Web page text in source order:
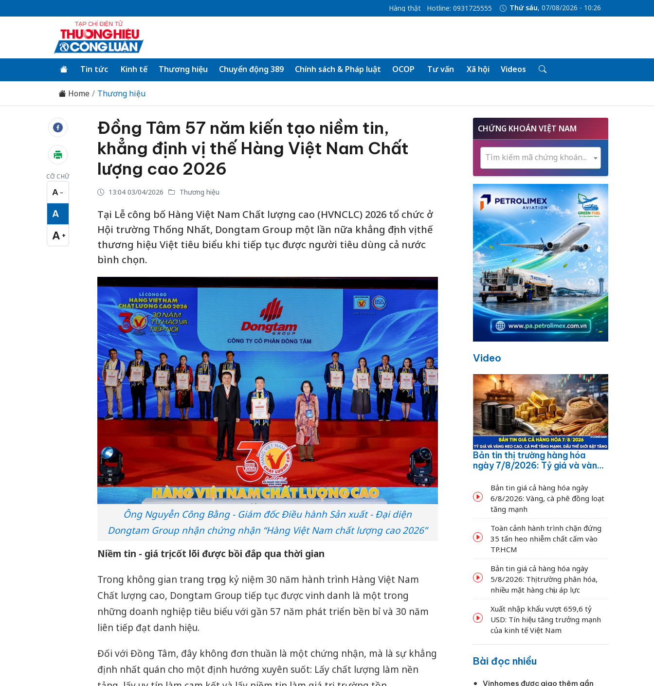
Hàng thật Hotline: 0931725555 Thứ sáu, 07/08/2026 - 10:26
Tin tức Kinh tế Thương hiệu Chuyển động 389 Chính sách & Pháp luật OCOP Tư vấn Xã hội Videos
Home Thương hiệu
CỠ CHỮ
A −
Cỡ chữ nhỏ
A
Cỡ chữ vừa
A +
Cỡ chữ lớn
Đồng Tâm 57 năm kiến tạo niềm tin,
khẳng định vị thế Hàng Việt Nam Chất
lượng cao 2026
13:04 03/04/2026 Thương hiệu
Tại Lễ công bố Hàng Việt Nam Chất lượng cao (HVNCLC) 2026 tổ chức ở
Hội trường Thống Nhất, Dongtam Group một lần nữa khẳng định vị thế
thương hiệu Việt tiêu biểu khi tiếp tục được người tiêu dùng cả nước
bình chọn.
Ông Nguyễn Công Bằng - Giám đốc Điều hành Sản xuất - Đại diện
Dongtam Group nhận chứng nhận “Hàng Việt Nam chất lượng cao 2026”
Niềm tin - giá trị cốt lõi được bồi đắp qua thời gian
Trong không gian trang trọng kỷ niệm 30 năm hành trình Hàng Việt Nam
Chất lượng cao, Dongtam Group tiếp tục được vinh danh là một trong
những doanh nghiệp tiêu biểu với gần 57 năm phát triển bền bỉ và 30 năm
liên tiếp đạt danh hiệu.
Đối với Đồng Tâm, đây không đơn thuần là một chứng nhận, mà là sự khẳng
định nhất quán cho một định hướng xuyên suốt: Lấy chất lượng làm nền
CHỨNG KHOÁN VIỆT NAM
Tìm kiếm mã chứng khoán...
Video
Bản tin thị trường hàng hóa
ngày 7/8/2026: Tỷ giá và vàng
dầu thế giới bật tăng
Bản tin giá cả hàng hóa ngày
6/8/2026: Vàng, cà phê đồng loạt
tăng mạnh
Toàn cảnh hành trình chặn đứng
35 tấn heo nhiễm chất cấm vào
TP.HCM
Bản tin giá cả hàng hóa ngày
5/8/2026: Thị trường phân hóa,
nhiều mặt hàng chịu áp lực
Xuất nhập khẩu vượt 659,6 tỷ
USD: Tín hiệu tăng trưởng mạnh
của kinh tế Việt Nam
Bài đọc nhiều
Vinhomes được giao thêm gần